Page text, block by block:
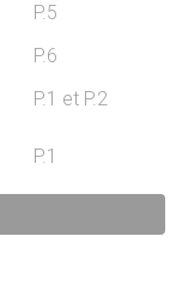
P.5
P.6
P.1 et P.2
P.1